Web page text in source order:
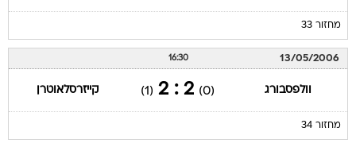
מחזור 33
13/05/2006
16:30
וולפסבורג (0)
2 : 2
(1) קייזרסלאוטרן
מחזור 34